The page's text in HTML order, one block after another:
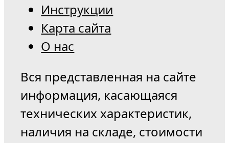
Инструкции
Карта сайта
О нас
Вся представленная на сайте
информация, касающаяся
технических характеристик,
наличия на складе, стоимости